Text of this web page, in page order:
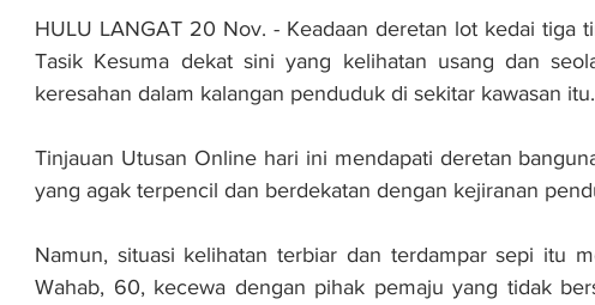
HULU LANGAT 20 Nov. - Keadaan deretan lot kedai tiga
Tasik Kesuma dekat sini yang kelihatan usang dan
keresahan dalam kalangan penduduk di sekitar kawasan itu.
Tinjauan Utusan Online hari ini mendapati deretan
yang agak terpencil dan berdekatan dengan kejiranan
Namun, situasi kelihatan terbiar dan terdampar sepi itu
Wahab, 60, kecewa dengan pihak pemaju yang tidak